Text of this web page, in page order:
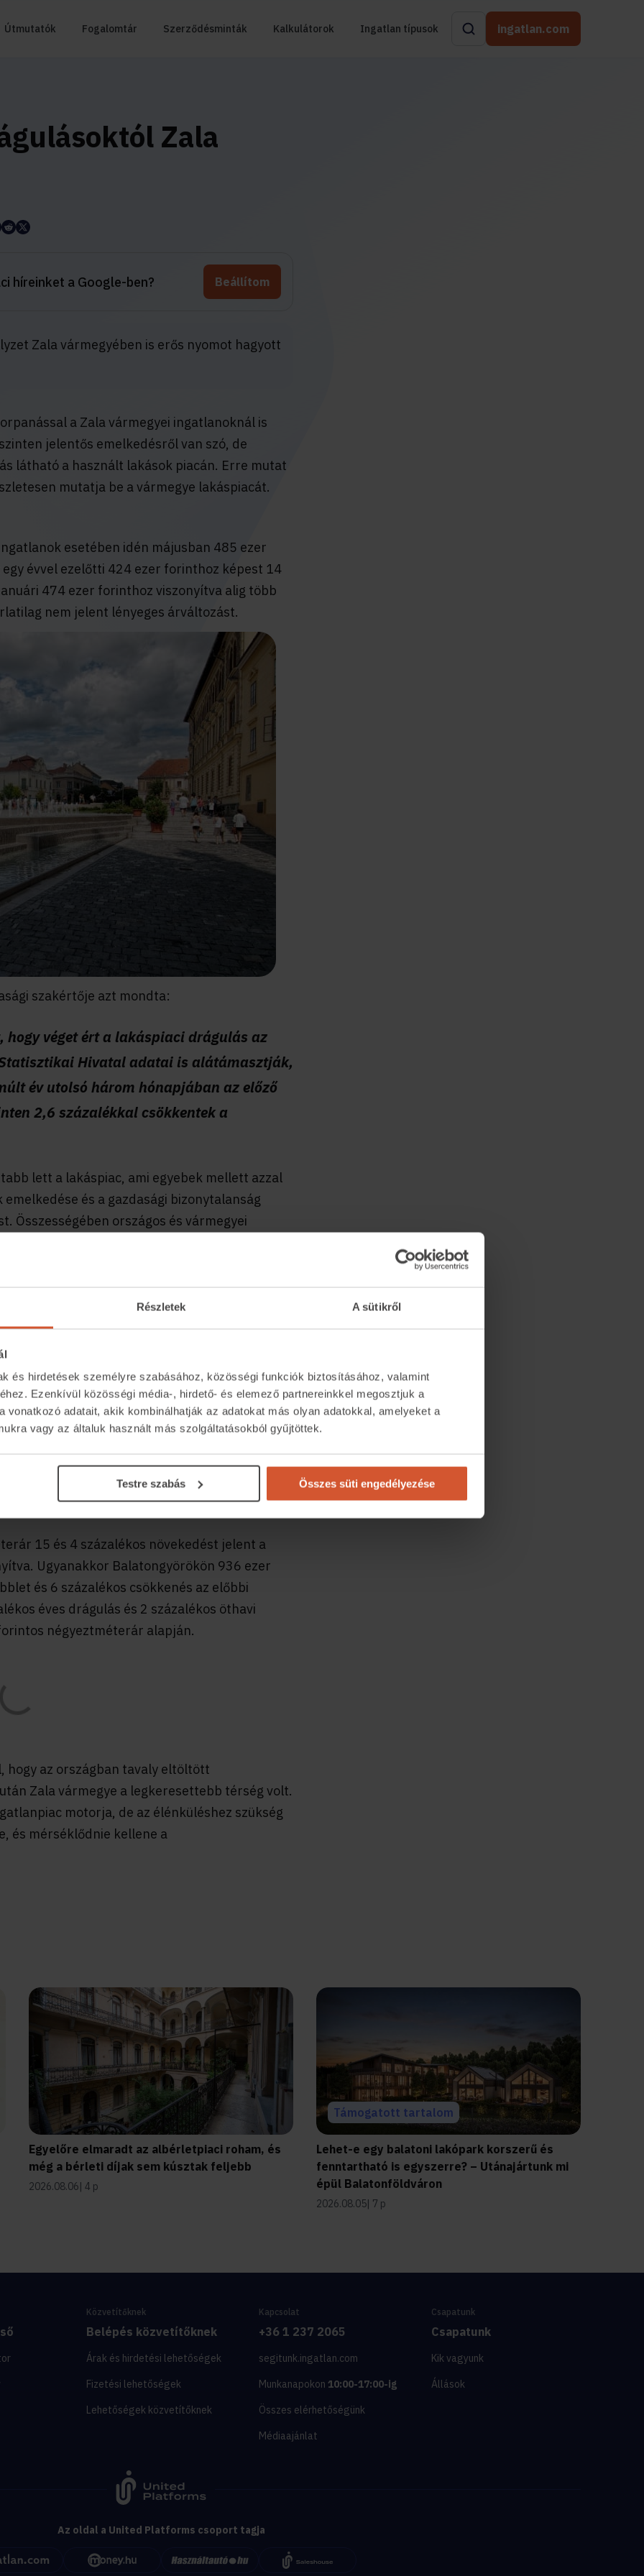
Részletek A sütikről
és hirdetések személyre szabásához, közösségi funkciók biztosításához, valamint
Ezenkívül közösségi média-, hirdető- és elemező partnereinkkel megosztjuk a
vonatkozó adatait, akik kombinálhatják az adatokat más olyan adatokkal, amelyeket a
vagy az általuk használt más szolgáltatásokból gyűjtöttek.
Testre szabás Összes süti engedélyezése
Útmutatók Fogalomtár Szerződésminták Kalkulátorok Ingatlan típusok ingatlan.com
Zala
híreinket a Google-ben? Beállítom
Zala vármegyében is erős nyomot hagyott
a Zala vármegyei ingatlanoknál is
jelentős emelkedésről van szó, de
látható a használt lakások piacán. Erre mutat
mutatja be a vármegye lakáspiacát.
esetében idén májusban 485 ezer
évvel ezelőtti 424 ezer forinthoz képest 14
474 ezer forinthoz viszonyítva alig több
nem jelent lényeges árváltozást.
szakértője azt mondta:
véget ért a lakáspiaci drágulás az
Hivatal adatai is alátámasztják,
év utolsó három hónapjában az előző
2,6 százalékkal csökkentek a
lett a lakáspiac, ami egyebek mellett azzal
és a gazdasági bizonytalanság
Összességében országos és vármegyei
pedig bővült. Zala vármegyében tavaly
lakások kínálata.
az adatok. A használt lakások átlagos
ami 10 százalékos növekedés éves
a 408 ezer forintos jelenlegi négyzetméterár
eltűnt, ugyanis a januári 404 ezer
ingatlanpiaci szempontból mindig
mértéke ebben az esetben is mutatja a
15 és 4 százalékos növekedést jelent a
Ugyanakkor Balatongyörökön 936 ezer
és 6 százalékos csökkenés az előbbi
éves drágulás és 2 százalékos öthavi
négyeztméterár alapján.
hogy az országban tavaly eltöltött
Zala vármegye a legkeresettebb térség volt.
motorja, de az élénküléshez szükség
és mérséklődnie kellene a
Egyelőre elmaradt az albérletpiaci roham, és
még a bérleti díjak sem kúsztak feljebb
2026.08.06 4 p
Támogatott tartalom
Lehet-e egy balatoni lakópark korszerű és
fenntartható is egyszerre? – Utánajártunk mi
épül Balatonföldváron
2026.08.05 7 p
Közvetítőknek
Belépés közvetítőknek
Árak és hirdetési lehetőségek
Fizetési lehetőségek
Lehetőségek közvetítőknek
Kapcsolat
+36 1 237 2065
segitunk.ingatlan.com
Munkanapokon 10:00-17:00-ig
Összes elérhetőségünk
Médiaajánlat
Csapatunk
Csapatunk
Kik vagyunk
Állások
Az oldal a United Platforms csoport tagja